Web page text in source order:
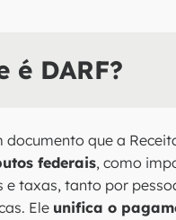
é DARF?
documento que a
federais, como
e taxas, tanto por
Ele unifica o